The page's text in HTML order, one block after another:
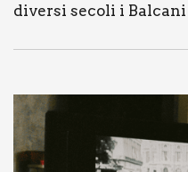
diver­si seco­li i